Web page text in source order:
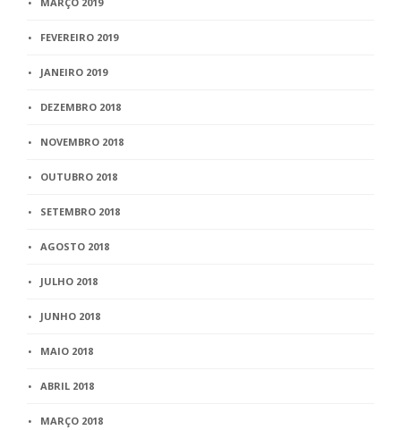
FEVEREIRO 2019
JANEIRO 2019
DEZEMBRO 2018
NOVEMBRO 2018
OUTUBRO 2018
SETEMBRO 2018
AGOSTO 2018
JULHO 2018
JUNHO 2018
MAIO 2018
ABRIL 2018
MARÇO 2018